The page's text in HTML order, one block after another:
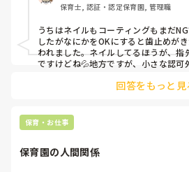
そもそもどうしてネイルがNGだった
わからなくなって来ました笑
他の園ではどのような感じなのか教
です。
保育士, 認証・認定保育園, 管理職
うちはネイルもコーティングもまだ
したがなにかをOKにすると歯止めが
われました。ネイルしてるほうが、指
ですけどね💦地方ですが、小さな認可
回答をもっと見
保育・お仕事
保育園の人間関係